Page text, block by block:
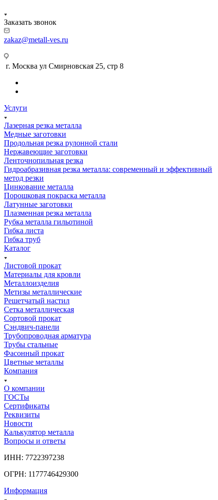
Заказать звонок
zakaz@metall-ves.ru
г. Москва ул Смирновская 25, стр 8
Услуги
Лазерная резка металла
Медные заготовки
Продольная резка рулонной стали
Нержавеющие заготовки
Ленточнопильная резка
Гидроабразивная резка металла: современный и эффективный
метод резки
Цинкование металла
Порошковая покраска металла
Латунные заготовки
Плазменная резка металла
Рубка металла гильотиной
Гибка листа
Гибка труб
Каталог
Листовой прокат
Материалы для кровли
Металлоизделия
Метизы металлические
Решетчатый настил
Сетка металлическая
Сортовой прокат
Сэндвич-панели
Трубопроводная арматура
Трубы стальные
Фасонный прокат
Цветные металлы
Компания
О компании
ГОСТы
Сертификаты
Реквизиты
Новости
Калькулятор металла
Вопросы и ответы
ИНН: 7722397238
ОГРН: 1177746429300
Информация